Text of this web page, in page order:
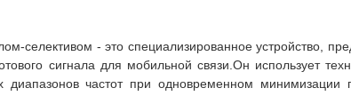
селективом - это специализированное устройство,
сигнала для мобильной связи.Он использует
диапазонов частот при одновременном